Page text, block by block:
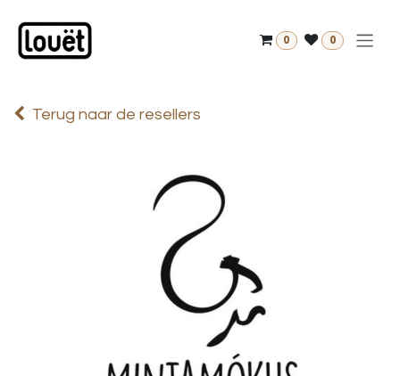
0 0
Terug naar de resellers